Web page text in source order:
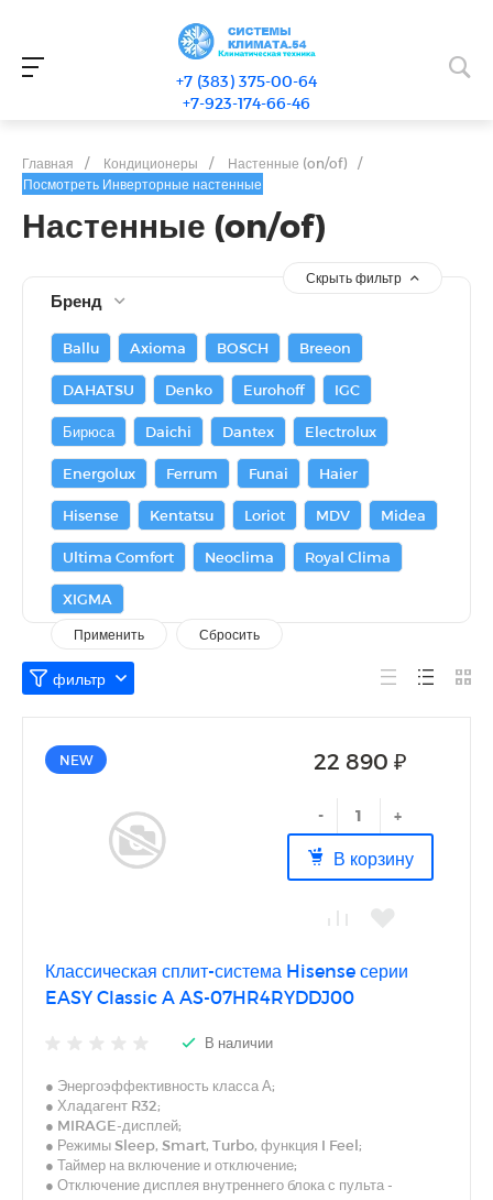
+7 (383) 375-00-64
+7-923-174-66-46
Главная / Кондиционеры / Настенные (on/of)
/
Посмотреть Инверторные настенные
Настенные (on/of)
Скрыть фильтр
Бренд
Ballu Axioma BOSCH Breeon
DAHATSU Denko Eurohoff IGC
Бирюса Daichi Dantex Electrolux
Energolux Ferrum Funai Haier
Hisense Kentatsu Loriot MDV Midea
Ultima Comfort Neoclima Royal Clima
XIGMA
NEW 22 890 ₽
- +
В корзину
Классическая сплит-система Hisense серии
EASY Classic A AS-07HR4RYDDJ00
В наличии
● Энергоэффективность класса А;
● Хладагент R32;
● MIRAGE-дисплей;
● Режимы Sleep, Smart, Turbo, функция I Feel;
● Таймер на включение и отключение;
● Отключение дисплея внутреннего блока с пульта -